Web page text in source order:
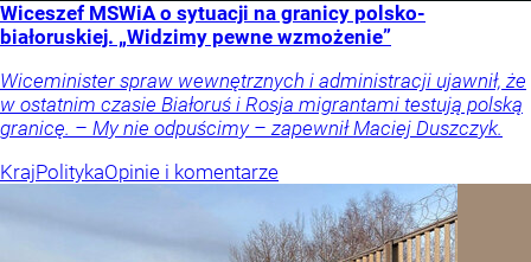
Wiceszef MSWiA o sytuacji na granicy polsko-
białoruskiej. „Widzimy pewne wzmożenie”
Wiceminister spraw wewnętrznych i administracji ujawnił, że
w ostatnim czasie Białoruś i Rosja migrantami testują polską
granicę. – My nie odpuścimy – zapewnił Maciej Duszczyk.
KrajPolitykaOpinie i komentarze